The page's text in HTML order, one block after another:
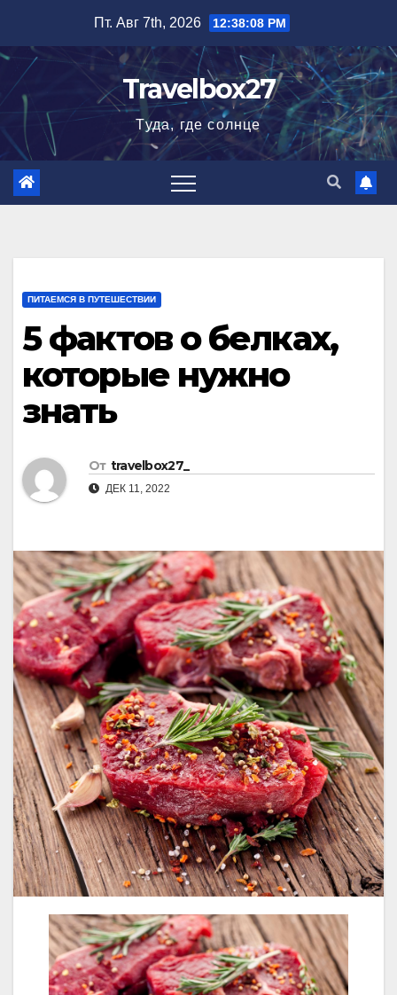
содержимому
Пт. Авг 7th, 2026 12:38:09 PM
Travelbox27
Туда, где солнце
ПИТАЕМСЯ В ПУТЕШЕСТВИИ
5 фактов о белках,
которые нужно
знать
От travelbox27_
ДЕК 11, 2022